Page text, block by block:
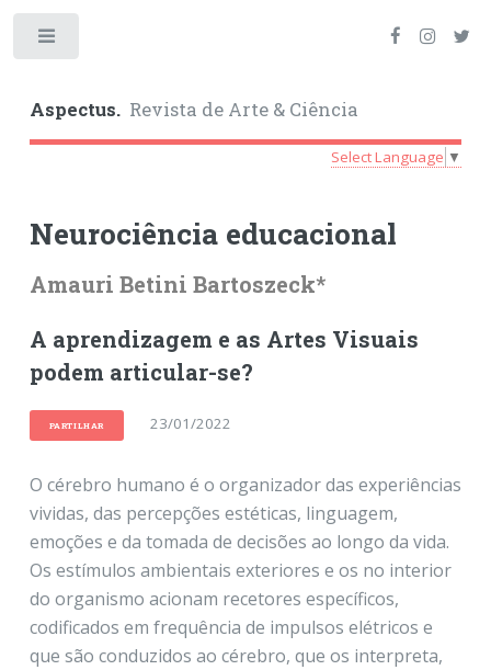
Aspectus.Revista de Arte & Ciência
Select Language ▼
Neurociência educacional
Amauri Betini Bartoszeck*
A aprendizagem e as Artes Visuais
podem articular-se?
PARTILHAR 23/01/2022
O cérebro humano é o organizador das experiências
vividas, das percepções estéticas, linguagem,
emoções e da tomada de decisões ao longo da vida.
Os estímulos ambientais exteriores e os no interior
do organismo acionam recetores específicos,
codificados em frequência de impulsos elétricos e
que são conduzidos ao cérebro, que os interpreta,